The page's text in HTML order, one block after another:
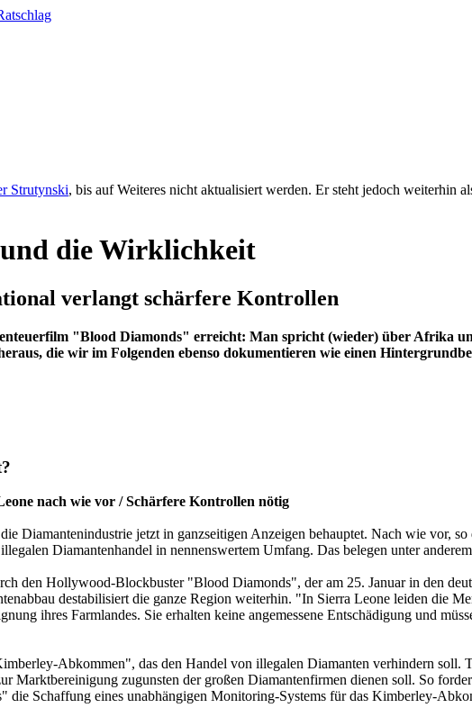
Strutynski, bis auf Weiteres nicht aktualisiert werden. Er steht jedoch weiterhin
die Wirklichkeit
verlangt schärfere Kontrollen
"Blood Diamonds" erreicht: Man spricht (wieder) über Afrika
die wir im Folgenden ebenso dokumentieren wie einen
nach wie vor / Schärfere Kontrollen nötig
Diamantenindustrie jetzt in ganzseitigen Anzeigen behauptet. Nach wie vor,
Diamantenhandel in nennenswertem Umfang. Das belegen unter
den Hollywood-Blockbuster "Blood Diamonds", der am 25. Januar in den
destabilisiert die ganze Region weiterhin. "In Sierra Leone leiden die
ihres Farmlandes. Sie erhalten keine angemessene Entschädigung und
Abkommen", das den Handel von illegalen Diamanten verhindern soll.
Marktbereinigung zugunsten der großen Diamantenfirmen dienen soll. So
Schaffung eines unabhängigen Monitoring-Systems für das Kimberley-